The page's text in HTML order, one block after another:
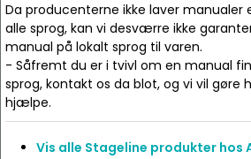
Da producenterne ikke laver manualer
alle sprog, kan vi desværre ikke
manual på lokalt sprog til varen.
- Såfremt du er i tvivl om en manual
sprog, kontakt os da blot, og vi vil gøre
hjælpe.
Vis alle Stageline produkter hos